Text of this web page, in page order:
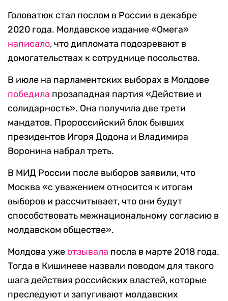
Головатюк стал послом в России в декабре
2020 года. Молдавское издание «Омега»
написало, что дипломата подозревают в
домогательствах к сотруднице посольства.
В июле на парламентских выборах в Молдове
победила прозападная партия «Действие и
солидарность». Она получила две трети
мандатов. Пророссийский блок бывших
президентов Игоря Додона и Владимира
Воронина набрал треть.
В МИД России после выборов заявили, что
Москва «с уважением относится к итогам
выборов и рассчитывает, что они будут
способствовать межнациональному согласию в
молдавском обществе».
Молдова уже отзывала посла в марте 2018 года.
Тогда в Кишиневе назвали поводом для такого
шага действия российских властей, которые
преследуют и запугивают молдавских